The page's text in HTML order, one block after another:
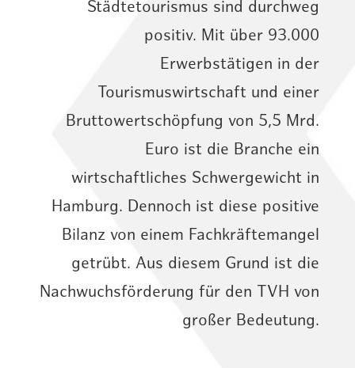
Städtetourismus sind durchweg
positiv. Mit über 93.000
Erwerbstätigen in der
Tourismuswirtschaft und einer
Bruttowertschöpfung von 5,5 Mrd.
Euro ist die Branche ein
wirtschaftliches Schwergewicht in
Hamburg. Dennoch ist diese positive
Bilanz von einem Fachkräftemangel
getrübt. Aus diesem Grund ist die
Nachwuchsförderung für den TVH von
großer Bedeutung.